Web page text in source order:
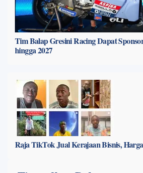
Tim Balap Gresini Racing Dapat
hingga 2027
Raja TikTok Jual Kerajaan Bisnis,